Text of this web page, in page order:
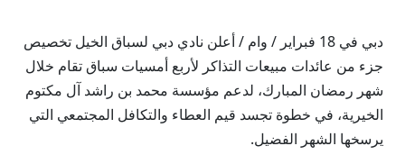
دبي في 18 فبراير / وام / أعلن نادي دبي لسباق الخيل تخصيص
جزء من عائدات مبيعات التذاكر لأربع أمسيات سباق تقام خلال
شهر رمضان المبارك، لدعم مؤسسة محمد بن راشد آل مكتوم
الخيرية، في خطوة تجسد قيم العطاء والتكافل المجتمعي التي
يرسخها الشهر الفضيل.